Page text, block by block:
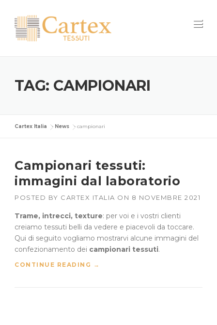
content
TAG: CAMPIONARI
Cartex Italia > News > campionari
Campionari tessuti:
immagini dal laboratorio
POSTED BY CARTEX ITALIA ON 8 NOVEMBRE 2021
Trame, intrecci, texture: per voi e i vostri clienti
creiamo tessuti belli da vedere e piacevoli da toccare.
Qui di seguito vogliamo mostrarvi alcune immagini del
confezionamento dei campionari tessuti.
CONTINUE READING “→